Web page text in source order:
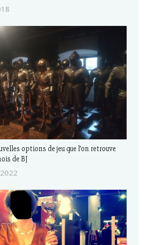
options de jeu que l’on retrouve
de BJ